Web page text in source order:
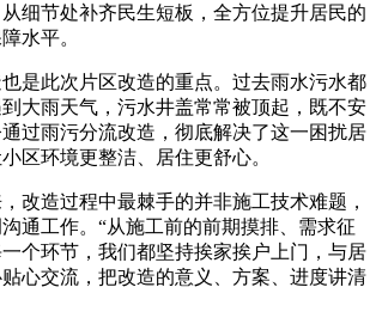
细节处补齐民生短板，全方位提升居民的
水平。
此次片区改造的重点。过去雨水污水都
大雨天气，污水井盖常常被顶起，既不安
过雨污分流改造，彻底解决了这一困扰居
区环境更整洁、居住更舒心。
造过程中最棘手的并非施工技术难题，
通工作。“从施工前的前期摸排、需求征
个环节，我们都坚持挨家挨户上门，与居
心交流，把改造的意义、方案、进度讲清